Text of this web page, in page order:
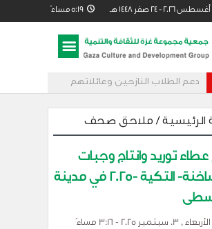
مساءً
دعم الطلاب النازحين وعائلاتهم
/ ملاحق صحف
توريد وانتاج وجبات
غذائية ساخنة- التكية -2025 في مدينة
2025 - 3:16 مساءً